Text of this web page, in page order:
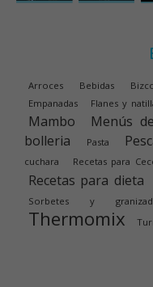
Arroces Bebidas
Empanadas Flanes y
Mambo Menús
bolleria
Pasta
cuchara
Recetas para
Recetas para dieta
Sorbetes y
Thermomix